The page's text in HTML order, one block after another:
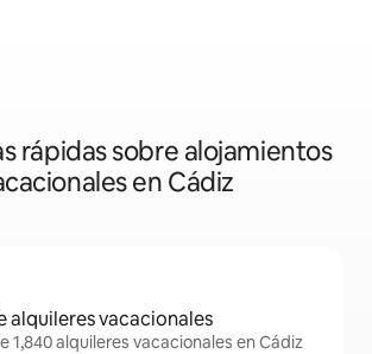
rápidas sobre alojamientos
en Cádiz
alquileres vacacionales
1,840 alquileres vacacionales en Cádiz